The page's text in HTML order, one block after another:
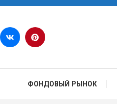
Перейти к содержимому
ФОНДОВЫЙ РЫНОК